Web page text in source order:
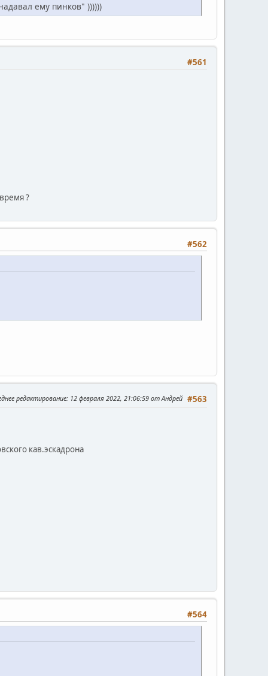
ему пинков" ))))))
#561
?
#562
#563
редактирование: 12 февраля 2022, 21:06:59 от Андрей
кав.эскадрона
#564